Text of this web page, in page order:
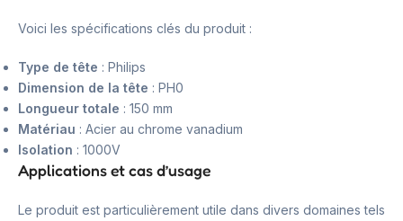
Voici les spécifications clés du produit :
Type de tête : Philips
Dimension de la tête : PH0
Longueur totale : 150 mm
Matériau : Acier au chrome vanadium
Isolation : 1000V
Applications et cas d’usage
Le produit est particulièrement utile dans divers domaines tels